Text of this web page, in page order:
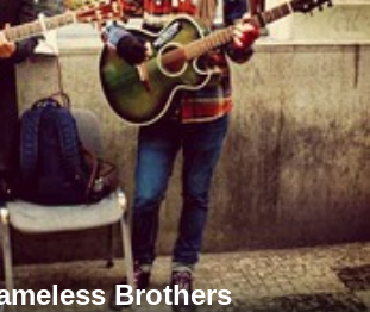
Brothers